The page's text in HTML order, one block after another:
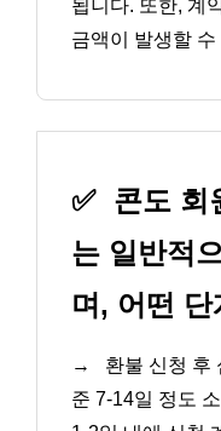
됩니다. 또한, 계
금액이 발생할 수
✅ 콘도 회
는 일반적
며, 어떤
→
환불 신청 후
준 7-14일 정도